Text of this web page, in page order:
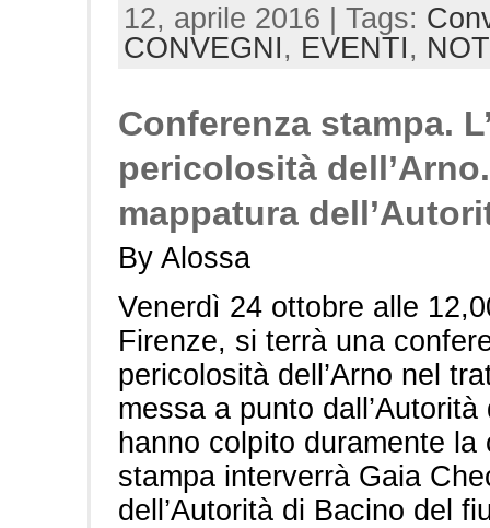
12, aprile 2016 | Tags:
CONVEGNI, EVENTI,
Conferenza stampa.
pericolosità
mappatura
By Alossa
Venerdì 24 ottobre alle
Firenze, si terrà una
pericolosità dell’Arno nel
messa a punto
hanno colpito duramente
stampa interverrà Gaia
dell’Autorità di Bacino del